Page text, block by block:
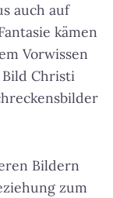
auch auf
kämen
Vorwissen
Bild Christi
Bildern
zum